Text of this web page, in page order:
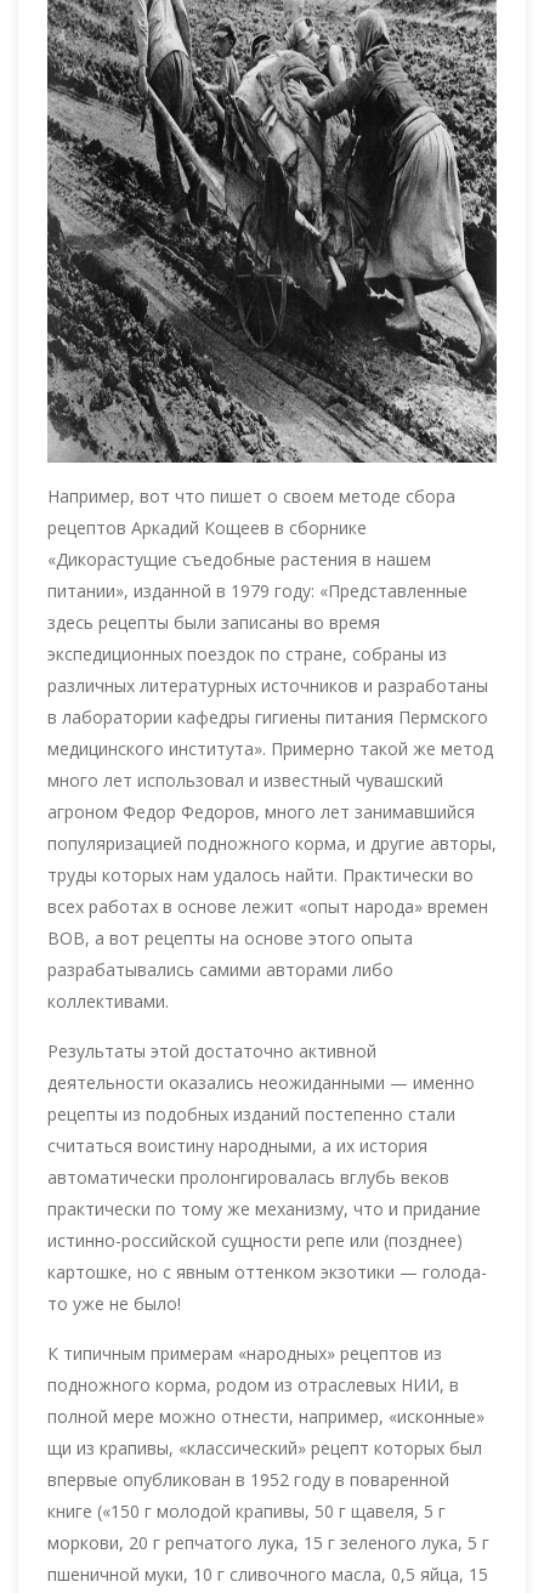
Например, вот что пишет о своем методе сбора
рецептов Аркадий Кощеев в сборнике
«Дикорастущие съедобные растения в нашем
питании», изданной в 1979 году: «Представленные
здесь рецепты были записаны во время
экспедиционных поездок по стране, собраны из
различных литературных источников и разработаны
в лаборатории кафедры гигиены питания Пермского
медицинского института». Примерно такой же метод
много лет использовал и известный чувашский
агроном Федор Федоров, много лет занимавшийся
популяризацией подножного корма, и другие авторы,
труды которых нам удалось найти. Практически во
всех работах в основе лежит «опыт народа» времен
ВОВ, а вот рецепты на основе этого опыта
разрабатывались самими авторами либо
коллективами.
Результаты этой достаточно активной
деятельности оказались неожиданными — именно
рецепты из подобных изданий постепенно стали
считаться воистину народными, а их история
автоматически пролонгировалась вглубь веков
практически по тому же механизму, что и придание
истинно-российской сущности репе или (позднее)
картошке, но с явным оттенком экзотики — голода-
то уже не было!
К типичным примерам «народных» рецептов из
подножного корма, родом из отраслевых НИИ, в
полной мере можно отнести, например, «исконные»
щи из крапивы, «классический» рецепт которых был
впервые опубликован в 1952 году в поваренной
книге («150 г молодой крапивы, 50 г щавеля, 5 г
моркови, 20 г репчатого лука, 15 г зеленого лука, 5 г
пшеничной муки, 10 г сливочного масла, 0,5 яйца, 15